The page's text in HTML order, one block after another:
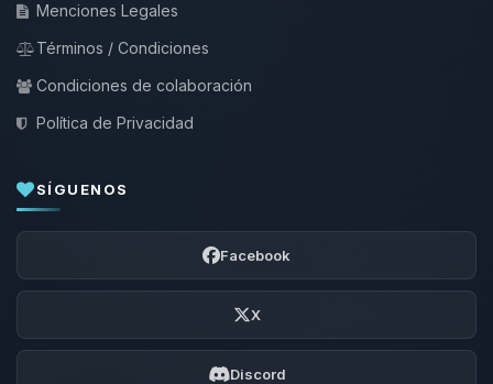
Menciones Legales
Términos / Condiciones
Condiciones de colaboración
Política de Privacidad
SÍGUENOS
Facebook
X
Discord